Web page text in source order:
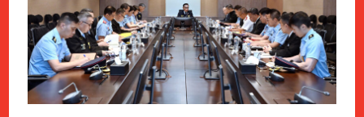
com jogo aumentaram 12%